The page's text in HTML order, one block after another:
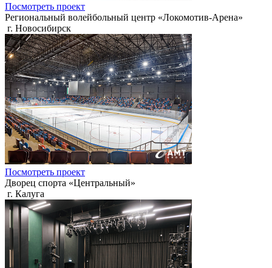
Посмотреть проект
Региональный волейбольный центр «Локомотив-Арена»
г. Новосибирск
Посмотреть проект
Дворец спорта «Центральный»
г. Калуга